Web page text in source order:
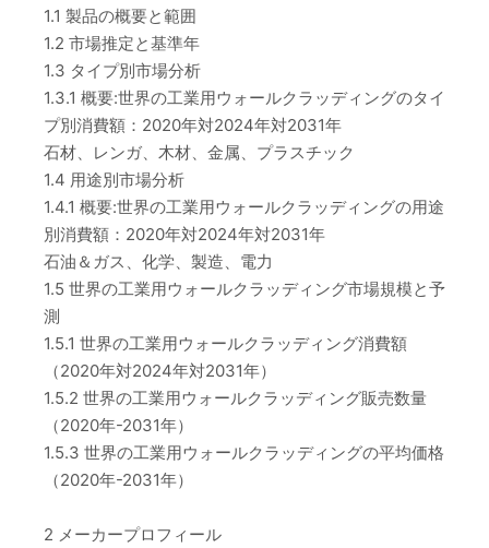
1.1 製品の概要と範囲
1.2 市場推定と基準年
1.3 タイプ別市場分析
1.3.1 概要:世界の工業用ウォールクラッディングのタイ
プ別消費額：2020年対2024年対2031年
石材、レンガ、木材、金属、プラスチック
1.4 用途別市場分析
1.4.1 概要:世界の工業用ウォールクラッディングの用途
別消費額：2020年対2024年対2031年
石油＆ガス、化学、製造、電力
1.5 世界の工業用ウォールクラッディング市場規模と予
測
1.5.1 世界の工業用ウォールクラッディング消費額
（2020年対2024年対2031年）
1.5.2 世界の工業用ウォールクラッディング販売数量
（2020年-2031年）
1.5.3 世界の工業用ウォールクラッディングの平均価格
（2020年-2031年）
2 メーカープロフィール